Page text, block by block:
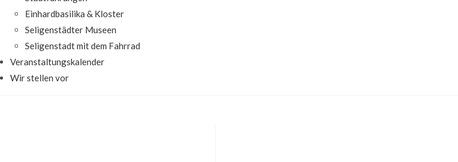
Einhardbasilika & Kloster
Seligenstädter Museen
Seligenstadt mit dem Fahrrad
Veranstaltungskalender
Wir stellen vor